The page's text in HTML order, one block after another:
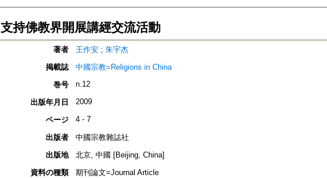
支持佛教界開展講經交流活動
著者 王作安; 朱宇杰
掲載誌
中國宗教=Religions in China
巻号
n.12
出版年月日 2009
ページ 4 - 7
出版者
中國宗教雜誌社
出版地
北京, 中國 [Beijing, China]
資料の種類
期刊論文=Journal Article